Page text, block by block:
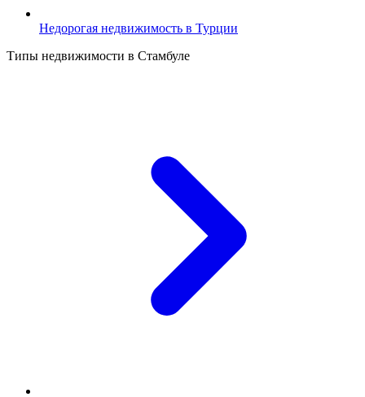
Недорогая недвижимость в Турции
Типы недвижимости в Стамбуле